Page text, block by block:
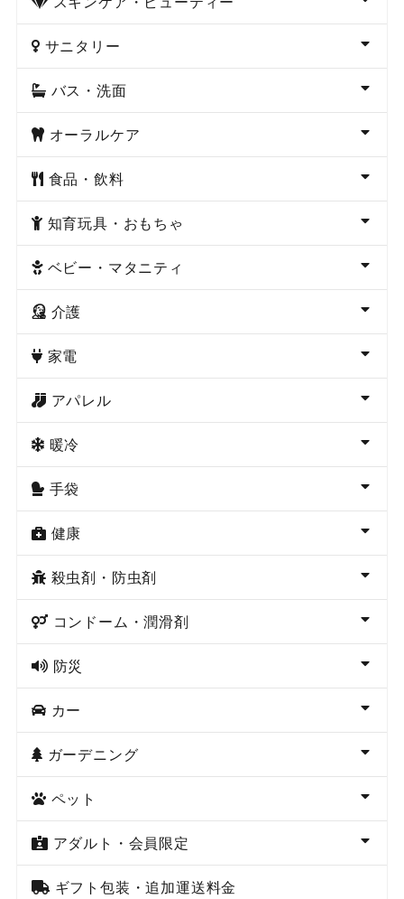
サニタリー
バス・洗面
オーラルケア
食品・飲料
知育玩具・おもちゃ
ベビー・マタニティ
介護
家電
アパレル
暖冷
手袋
健康
殺虫剤・防虫剤
コンドーム・潤滑剤
防災
カー
ガーデニング
ペット
アダルト・会員限定
ギフト包装・追加運送料金